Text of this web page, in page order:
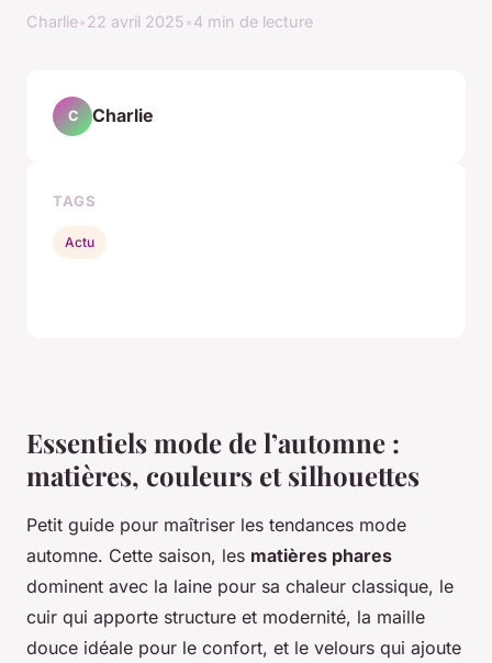
Charlie•22 avril 2025•4 min de lecture
Essentiels mode de l’automne :
matières, couleurs et silhouettes
Petit guide pour maîtriser les tendances mode
automne. Cette saison, les matières phares
dominent avec la laine pour sa chaleur classique, le
cuir qui apporte structure et modernité, la maille
douce idéale pour le confort, et le velours qui ajoute
C Charlie
TAGS
Actu